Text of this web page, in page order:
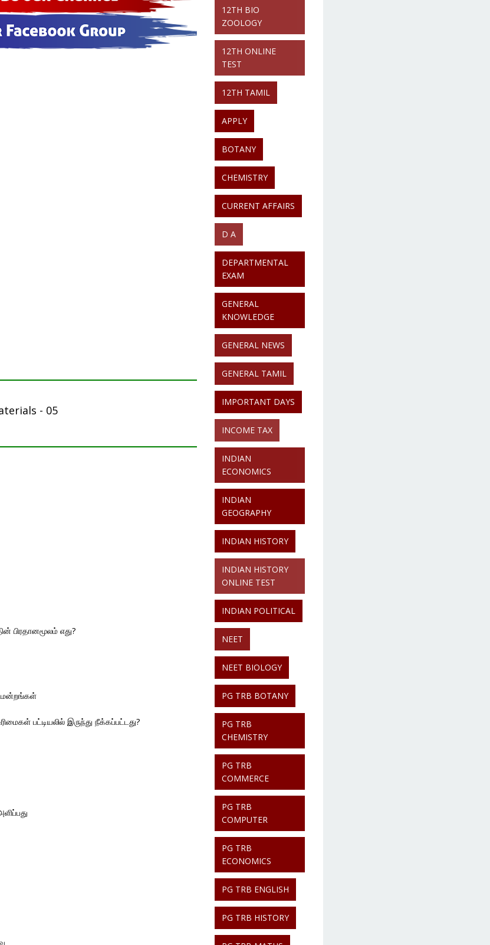
- 05
பிரதானமூலம் எது?
பட்டியலில் இருந்து நீக்கப்பட்டது?
12TH BIO
ZOOLOGY
12TH ONLINE
TEST
12TH TAMIL
APPLY
BOTANY
CHEMISTRY
CURRENT AFFAIRS
D A
DEPARTMENTAL
EXAM
GENERAL
KNOWLEDGE
GENERAL NEWS
GENERAL TAMIL
IMPORTANT DAYS
INCOME TAX
INDIAN
ECONOMICS
INDIAN
GEOGRAPHY
INDIAN HISTORY
INDIAN HISTORY
ONLINE TEST
INDIAN POLITICAL
NEET
NEET BIOLOGY
PG TRB BOTANY
PG TRB
CHEMISTRY
PG TRB
COMMERCE
PG TRB
COMPUTER
PG TRB
ECONOMICS
PG TRB ENGLISH
PG TRB HISTORY